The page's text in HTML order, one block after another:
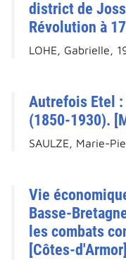
district de
Révolution à
LOHE, Gabrielle,
Autrefois Etel
(1850-1930).
SAULZE, Marie-
Vie
Basse-
les combats
[Côtes-